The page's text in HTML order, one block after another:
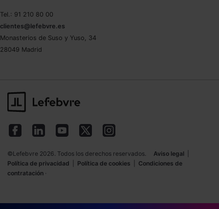
Tel.: 91 210 80 00
clientes@lefebvre.es
Monasterios de Suso y Yuso, 34
28049 Madrid
©Lefebvre 2026. Todos los derechos reservados. Aviso legal
Política de privacidad
Política de cookies
Condiciones de
contratación ·